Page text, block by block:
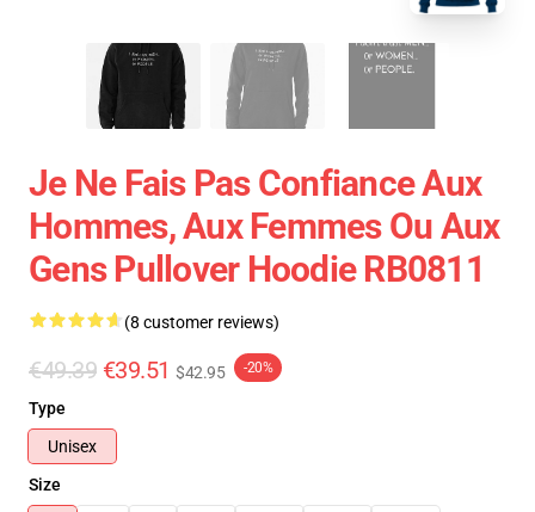
Je Ne Fais Pas Confiance Aux
Hommes, Aux Femmes Ou Aux
Gens Pullover Hoodie RB0811
(8 customer reviews)
€49.39 €39.51 $42.95 -20%
Type
Unisex
Size